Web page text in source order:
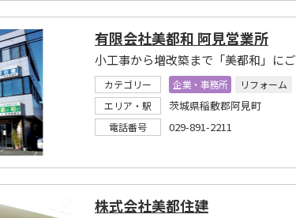
有限会社美都和 阿見営業所
小工事から増改築まで「美都和」に
カテゴリー 企業・事務所
リフォーム
エリア・駅
茨城県稲敷郡阿見町
電話番号 029-891-2211
株式会社美都住建